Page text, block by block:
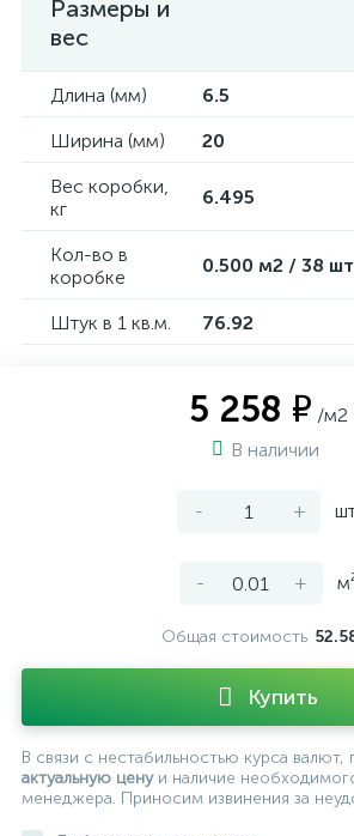
Размеры и
вес
Длина (мм)
6.5
Ширина (мм)
20
Вес коробки,
кг
6.495
Кол-во в
коробке
0.500 м2 / 38 шт
Штук в 1 кв.м. 76.92
5 258 ₽ /м2
В наличии
- +
- +
Общая стоимость
Купить
В связи с нестабильностью курса валют,
актуальную ценуи наличие
менеджера. Приносим извинения за